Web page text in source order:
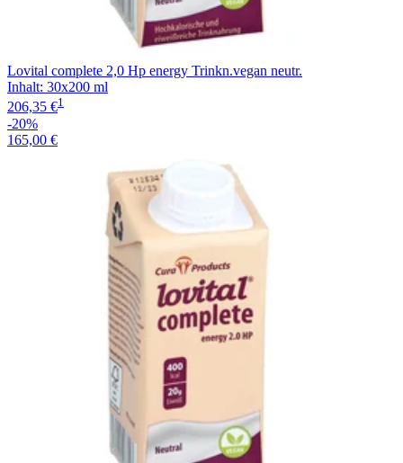
Lovital complete 2,0 Hp energy Trinkn.vegan neutr.
Inhalt: 30x200 ml
206,35 €1
-20%
165,00 €